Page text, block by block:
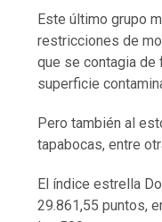
Este último grupo
restricciones de
que se contagia de
superficie
Pero también al
tapabocas, entre
El índice estrella
29.861,55 puntos,